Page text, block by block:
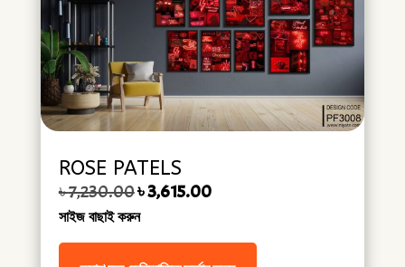
ROSE PATELS
৳7,230.00Original price was: ৳ 7,230.00.
৳3,615.00Current price is: ৳ 3,615.00.
সাইজ বাছাই করুন